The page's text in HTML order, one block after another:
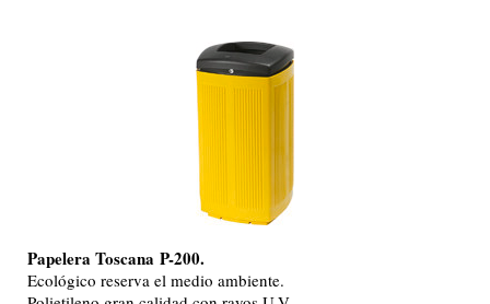
Papelera Toscana P-200.
Ecológico reserva el medio ambiente.